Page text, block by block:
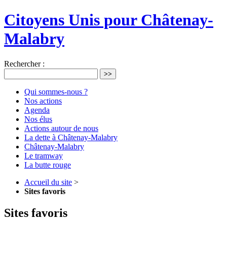
Citoyens Unis pour Châtenay-
Malabry
Rechercher :
>>
Qui sommes-nous ?
Nos actions
Agenda
Nos élus
Actions autour de nous
La dette à Châtenay-Malabry
Châtenay-Malabry
Le tramway
La butte rouge
Accueil du site >
Sites favoris
Sites favoris